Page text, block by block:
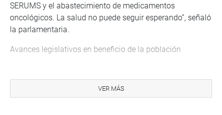
SERUMS y el abastecimiento de medicamentos
oncológicos. La salud no puede seguir esperando”, señaló
la parlamentaria.
Avances legislativos en beneficio de la población
su agenda de trabajo y debatió importantes
predictámenes orientados a fortalecer la prevención y la
VER MÁS